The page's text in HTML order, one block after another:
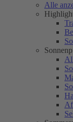
Alle